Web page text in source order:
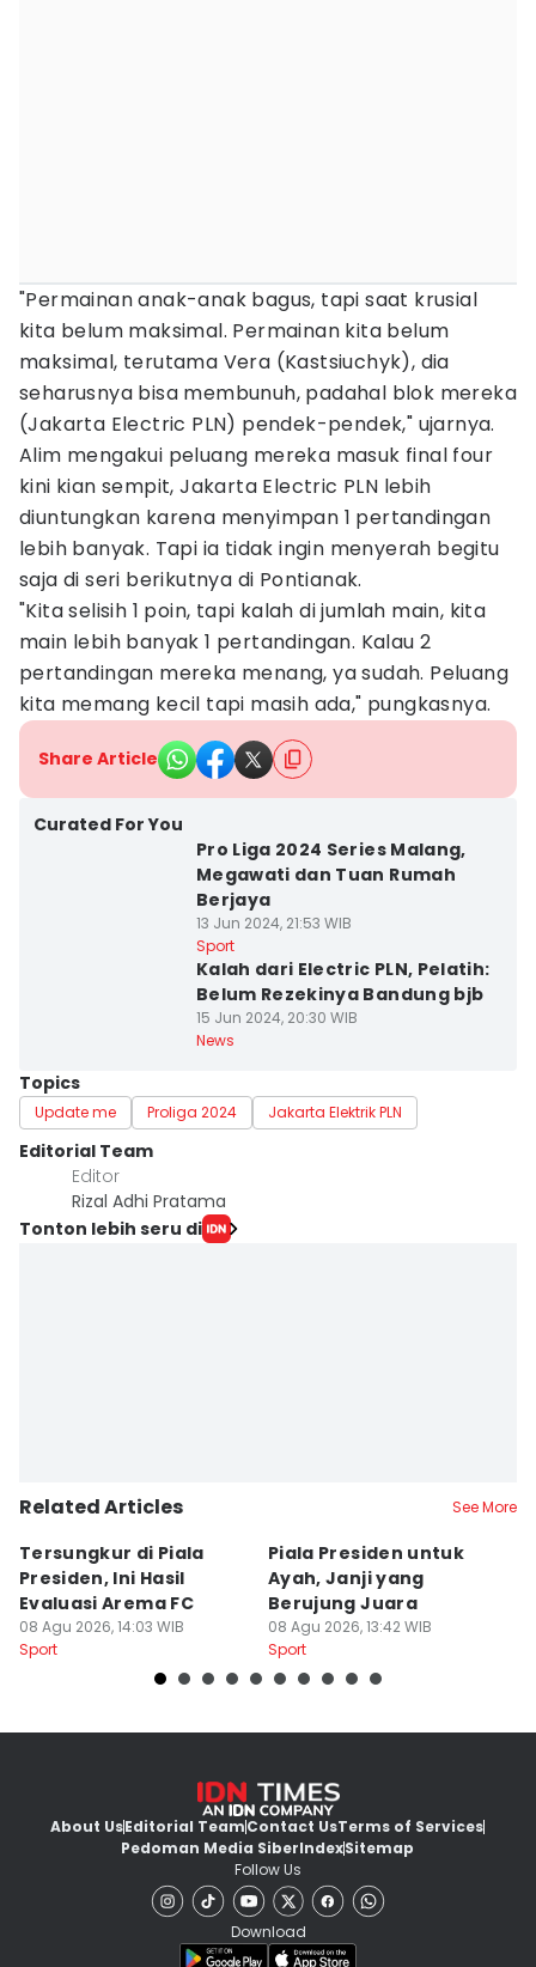
"Permainan anak-anak bagus, tapi saat krusial
kita belum maksimal. Permainan kita belum
maksimal, terutama Vera (Kastsiuchyk), dia
seharusnya bisa membunuh, padahal blok mereka
(Jakarta Electric PLN) pendek-pendek," ujarnya.
Alim mengakui peluang mereka masuk final four
kini kian sempit, Jakarta Electric PLN lebih
diuntungkan karena menyimpan 1 pertandingan
lebih banyak. Tapi ia tidak ingin menyerah begitu
saja di seri berikutnya di Pontianak.
"Kita selisih 1 poin, tapi kalah di jumlah main, kita
main lebih banyak 1 pertandingan. Kalau 2
pertandingan mereka menang, ya sudah. Peluang
kita memang kecil tapi masih ada," pungkasnya.
Share Article
Curated For You
Pro Liga 2024 Series Malang,
Megawati dan Tuan Rumah
Berjaya
13 Jun 2024, 21:53 WIB
Sport
Kalah dari Electric PLN, Pelatih:
Belum Rezekinya Bandung bjb
15 Jun 2024, 20:30 WIB
News
Topics
Update me Proliga 2024 Jakarta Elektrik PLN
Editorial Team
Editor
Rizal Adhi Pratama
Tonton lebih seru di
Related Articles See More
Tersungkur di Piala
Presiden, Ini Hasil
Evaluasi Arema FC
08 Agu 2026, 14:03 WIB
Sport
Piala Presiden untuk
Ayah, Janji yang
Berujung Juara
08 Agu 2026, 13:42 WIB
Sport
About UsEditorial TeamContact UsTerms of Services
Pedoman Media SiberIndexSitemap
Follow Us
Download